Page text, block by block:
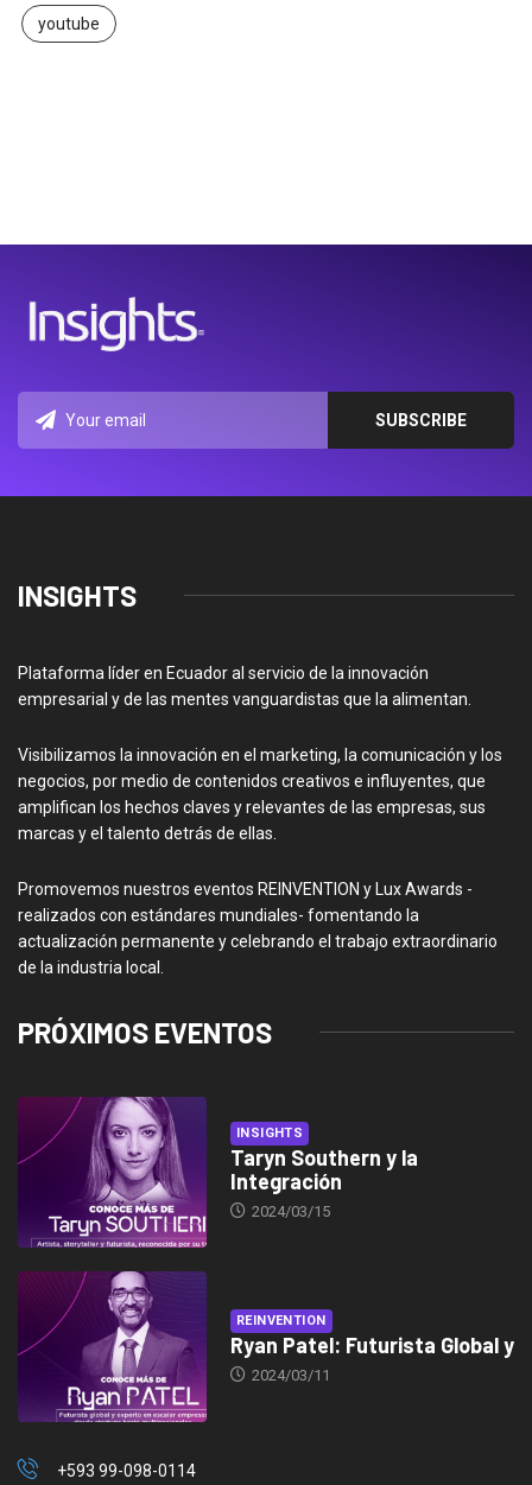
youtube
INSIGHTS
Plataforma líder en Ecuador al servicio de la innovación
empresarial y de las mentes vanguardistas que la alimentan.
Visibilizamos la innovación en el marketing, la comunicación y los
negocios, por medio de contenidos creativos e influyentes, que
amplifican los hechos claves y relevantes de las empresas, sus
marcas y el talento detrás de ellas.
Promovemos nuestros eventos REINVENTION y Lux Awards -
realizados con estándares mundiales- fomentando la
actualización permanente y celebrando el trabajo extraordinario
de la industria local.
PRÓXIMOS EVENTOS
INSIGHTS
Taryn Southern y la
Integración
2024/03/15
REINVENTION
Ryan Patel: Futurista Global y
2024/03/11
+593 99-098-0114